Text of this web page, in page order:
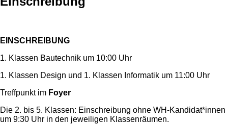
EINSCHREIBUNG
1. Klassen Bautechnik um 10:00 Uhr
1. Klassen Design und 1. Klassen Informatik um 11:00 Uhr
Treffpunkt im Foyer
Die 2. bis 5. Klassen: Einschreibung ohne WH-Kandidat*innen
um 9:30 Uhr in den jeweiligen Klassenräumen.